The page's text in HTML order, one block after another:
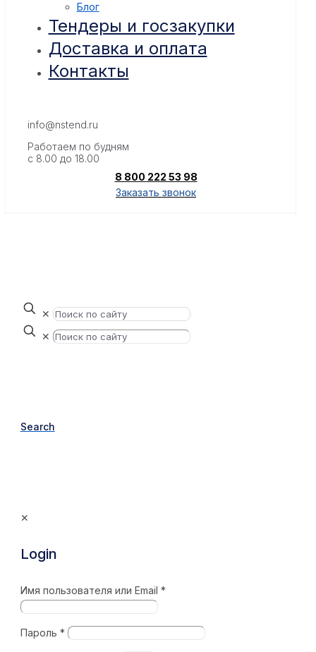
Блог
Тендеры и госзакупки
Доставка и оплата
Контакты
info@nstend.ru
Работаем по будням
с 8.00 до 18.00
8 800 222 53 98
Заказать звонок
✕
✕
Search
✕
Login
Имя пользователя или Email *
Пароль *